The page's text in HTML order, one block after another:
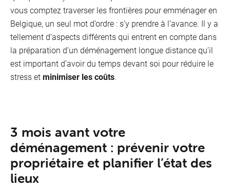
vous comptez traverser les frontières pour emménager en
Belgique, un seul mot d’ordre : s’y prendre à l’avance. Il y a
tellement d’aspects différents qui entrent en compte dans
la préparation d’un déménagement longue distance qu’il
est important d’avoir du temps devant soi pour réduire le
stress etminimiser les coûts.
3 mois avant votre
déménagement : prévenir votre
propriétaire et planifier l’état des
lieux